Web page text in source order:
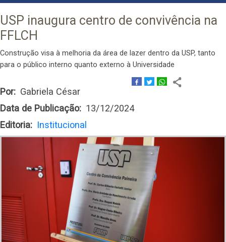
USP inaugura centro de convivência na
FFLCH
Construção visa à melhoria da área de lazer dentro da USP, tanto
para o público interno quanto externo à Universidade
Por
Gabriela César
Data de Publicação
13/12/2024
Editoria
Institucional